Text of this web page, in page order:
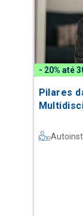
- 20% até
Pilares